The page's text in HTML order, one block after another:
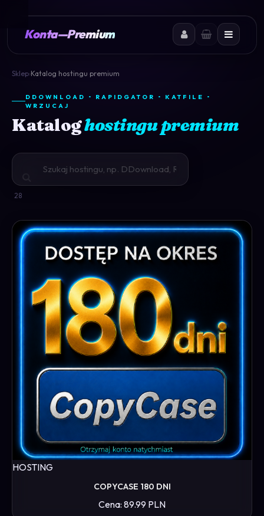
Konta—Premium
Sklep›Katalog hostingu premium
DDOWNLOAD • RAPIDGATOR • KATFILE •
WRZUCAJ
Kataloghostingu premium
28
HOSTING
COPYCASE 180 DNI
Cena: 89.99 PLN